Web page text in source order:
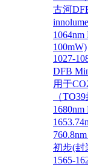
古河
100mW)
1027-
DFB
用于
（TO39
初步(封
1565-